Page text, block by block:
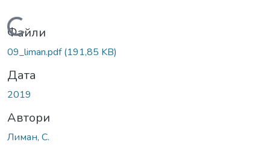
Вантажиться...
Файли
09_liman.pdf(191,85 KB)
Дата
2019
Автори
Лиман, С.